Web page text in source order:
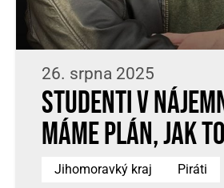
26. srpna 2025
Studenti v
Máme plán, jak
Jihomoravký kraj Piráti